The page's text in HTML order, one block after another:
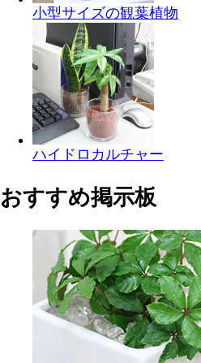
小型サイズの観葉植物
ハイドロカルチャー
おすすめ掲示板